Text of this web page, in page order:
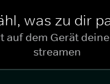
was zu dir
auf dem Gerät
streamen